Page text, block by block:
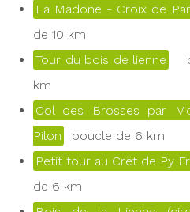
La Madone - Croix de
de 10 km
Tour du bois de lienne
km
Col des Brosses par
Pilon
boucle de 6 km
Petit tour au Crêt de Py
de 6 km